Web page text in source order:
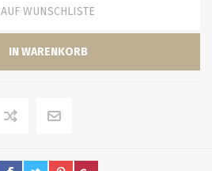
AUF WUNSCHLISTE
IN WARENKORB